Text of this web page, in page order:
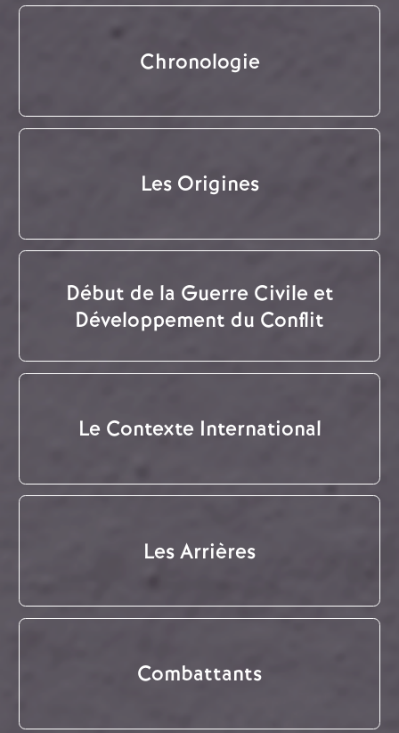
Chronologie
Les Origines
Début de la Guerre Civile et
Développement du Conflit
Le Contexte International
Les Arrières
Combattants